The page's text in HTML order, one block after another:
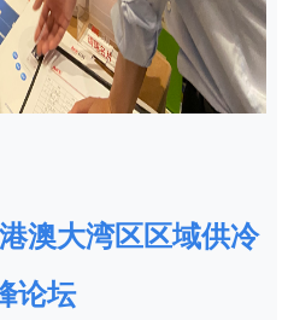
澳大湾区区域供冷
论坛